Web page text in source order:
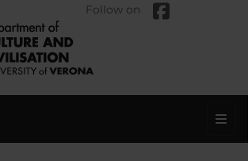
Follow on